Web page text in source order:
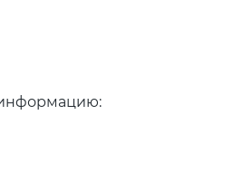
информацию: